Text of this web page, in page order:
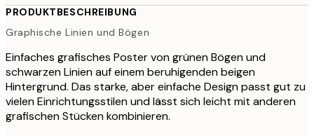
PRODUKTBESCHREIBUNG
Graphische Linien und Bögen
Einfaches grafisches Poster von grünen Bögen und
schwarzen Linien auf einem beruhigenden beigen
Hintergrund. Das starke, aber einfache Design passt gut zu
vielen Einrichtungsstilen und lässt sich leicht mit anderen
grafischen Stücken kombinieren.